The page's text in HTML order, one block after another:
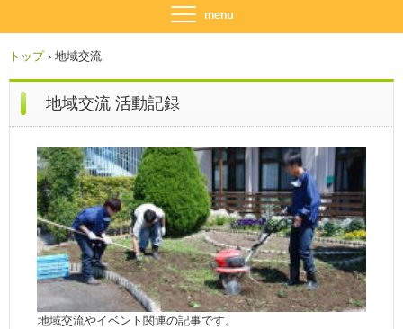
トップ › 地域交流
地域交流 活動記録
地域交流やイベント関連の記事です。